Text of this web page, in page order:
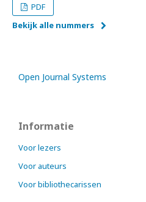
PDF
Bekijk alle nummers
Open Journal Systems
Informatie
Voor lezers
Voor auteurs
Voor bibliothecarissen